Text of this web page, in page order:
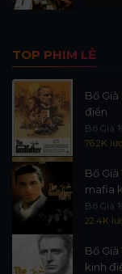
TOP PHIM LẺ
Bố Già
điển
Bố Già
76.2K
Bố Già
mafia
Bố Già
22.4K
Bố
kinh